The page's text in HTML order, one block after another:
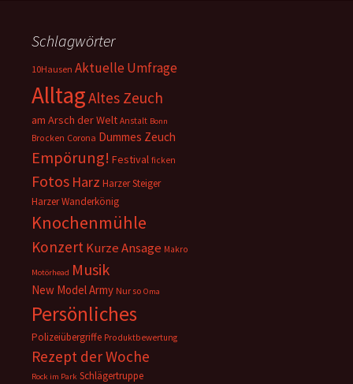
Schlagwörter
10Hausen Aktuelle Umfrage
AlltagAltes Zeuch
am Arsch der Welt Anstalt Bonn
Brocken Corona Dummes Zeuch
Empörung! Festival ficken
Fotos Harz Harzer Steiger
Harzer Wanderkönig
Knochenmühle
KonzertKurze Ansage Makro
Motörhead Musik
New Model Army Nur so Oma
Persönliches
Polizeiübergriffe Produktbewertung
Rezept der Woche
Rock im Park Schlägertruppe